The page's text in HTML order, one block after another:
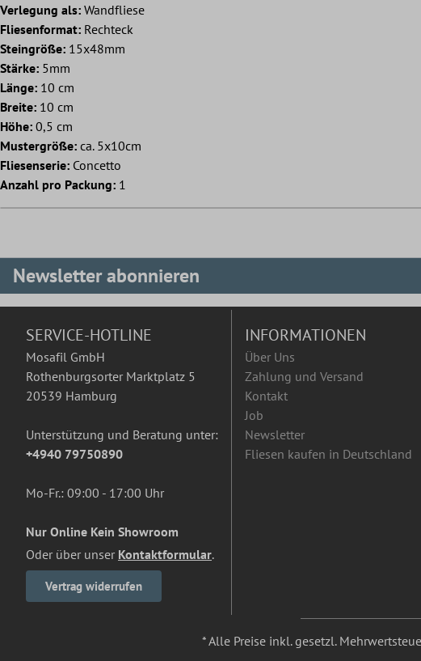
Verlegung als: Wandfliese
Fliesenformat: Rechteck
Steingröße: 15x48mm
Stärke: 5mm
Länge: 10 cm
Breite: 10 cm
Höhe: 0,5 cm
Mustergröße: ca. 5x10cm
Fliesenserie: Concetto
Anzahl pro Packung: 1
Newsletter abonnieren
SERVICE-HOTLINE
Mosafil GmbH
Rothenburgsorter Marktplatz 5
20539 Hamburg
Unterstützung und Beratung unter:
+4940 79750890
Mo-Fr.: 09:00 - 17:00 Uhr
Nur Online Kein Showroom
Oder über unser Kontaktformular.
Vertrag widerrufen
INFORMATIONEN
Über Uns
Zahlung und Versand
Kontakt
Job
Newsletter
Fliesen kaufen in Deutschland
* Alle Preise inkl. gesetzl.